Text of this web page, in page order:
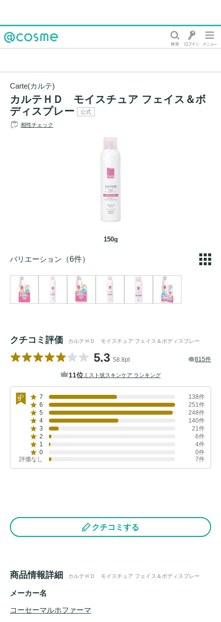
Carte(カルテ)
カルテＨＤ モイスチュア フェイス＆ボ
ディスプレー
公式
相性チェック
150g
バリエーション （6件）
クチコミ評価 カルテＨＤ モイスチュア フェイス＆ボディスプレー
5.3 58.8pt 815件
11位ミスト状スキンケア ランキング
7
138件
6
251件
5
248件
4
140件
3
21件
2
6件
1
4件
0
0件
評価なし
7件
クチコミする
商品情報詳細 カルテＨＤ モイスチュア フェイス＆ボディスプレー
メーカー名
コーセーマルホファーマ